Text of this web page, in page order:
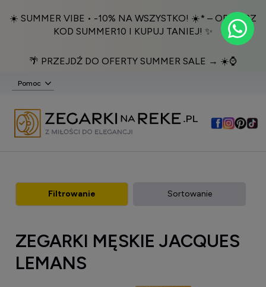
☀️ SUMMER VIBE • -10% NA WSZYSTKO! ☀️* – ODBIERZ
KOD SUMMER10 I KUPUJ TANIEJ! ✨
🌴 PRZEJDŹ DO OFERTY SUMMER SALE → ☀️⌚️
Pomoc
Filtrowanie Sortowanie
ZEGARKI MĘSKIE JACQUES
LEMANS